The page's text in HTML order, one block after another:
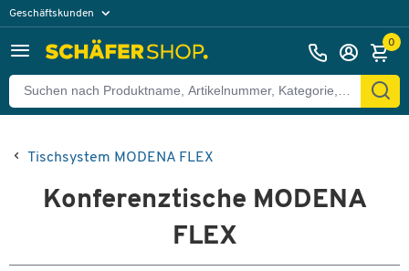
Geschäftskunden
0
Tischsystem MODENA FLEX
Konferenztische MODENA
FLEX